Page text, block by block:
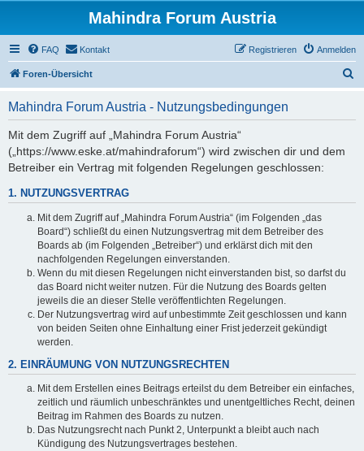
Mahindra Forum Austria
FAQ Kontakt Anmelden
Registrieren
Foren-Übersicht
Mahindra Forum Austria - Nutzungsbedingungen
Mit dem Zugriff auf „Mahindra Forum Austria“
(„https://www.eske.at/mahindraforum“) wird zwischen dir und dem
Betreiber ein Vertrag mit folgenden Regelungen geschlossen:
1. NUTZUNGSVERTRAG
Mit dem Zugriff auf „Mahindra Forum Austria“ (im Folgenden „das
Board“) schließt du einen Nutzungsvertrag mit dem Betreiber des
Boards ab (im Folgenden „Betreiber“) und erklärst dich mit den
nachfolgenden Regelungen einverstanden.
Wenn du mit diesen Regelungen nicht einverstanden bist, so darfst du
das Board nicht weiter nutzen. Für die Nutzung des Boards gelten
jeweils die an dieser Stelle veröffentlichten Regelungen.
Der Nutzungsvertrag wird auf unbestimmte Zeit geschlossen und kann
von beiden Seiten ohne Einhaltung einer Frist jederzeit gekündigt
werden.
2. EINRÄUMUNG VON NUTZUNGSRECHTEN
Mit dem Erstellen eines Beitrags erteilst du dem Betreiber ein einfaches,
zeitlich und räumlich unbeschränktes und unentgeltliches Recht, deinen
Beitrag im Rahmen des Boards zu nutzen.
Das Nutzungsrecht nach Punkt 2, Unterpunkt a bleibt auch nach
Kündigung des Nutzungsvertrages bestehen.